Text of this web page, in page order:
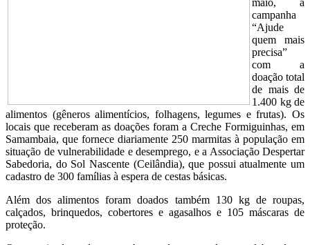
maio, a
campanha
“Ajude
quem mais
precisa”
com a
doação total
de mais de
1.400 kg de
alimentos (gêneros alimentícios, folhagens, legumes e frutas). Os
locais que receberam as doações foram a Creche Formiguinhas, em
Samambaia, que fornece diariamente 250 marmitas à população em
situação de vulnerabilidade e desemprego, e a Associação Despertar
Sabedoria, do Sol Nascente (Ceilândia), que possui atualmente um
cadastro de 300 famílias à espera de cestas básicas.
Além dos alimentos foram doados também 130 kg de roupas,
calçados, brinquedos, cobertores e agasalhos e 105 máscaras de
proteção.